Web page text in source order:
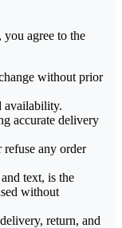
agree to the
without prior
availability.
accurate delivery
any order
text, is the
without
return, and